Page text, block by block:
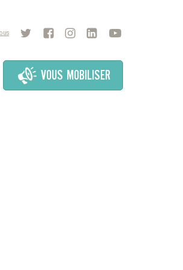
VOUS MOBILISER